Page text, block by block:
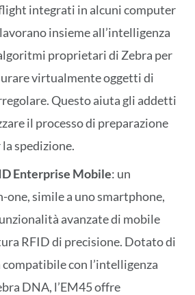
integrati in alcuni computer
insieme all’intelligenza
proprietari di Zebra per
virtualmente oggetti di
Questo aiuta gli addetti
il processo di preparazione
spedizione.
Enterprise Mobile: un
simile a uno smartphone,
avanzate di mobile
RFID di precisione. Dotato di
con l’intelligenza
DNA, l’EM45 offre